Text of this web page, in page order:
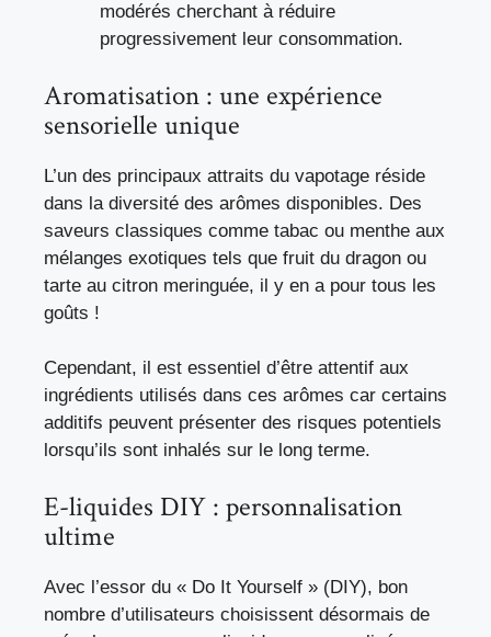
modérés cherchant à réduire
progressivement leur consommation.
Aromatisation : une expérience
sensorielle unique
L’un des principaux attraits du vapotage réside
dans la diversité des arômes disponibles. Des
saveurs classiques comme tabac ou menthe aux
mélanges exotiques tels que fruit du dragon ou
tarte au citron meringuée, il y en a pour tous les
goûts !
Cependant, il est essentiel d’être attentif aux
ingrédients utilisés dans ces arômes car certains
additifs peuvent présenter des risques potentiels
lorsqu’ils sont inhalés sur le long terme.
E-liquides DIY : personnalisation
ultime
Avec l’essor du « Do It Yourself » (DIY), bon
nombre d’utilisateurs choisissent désormais de